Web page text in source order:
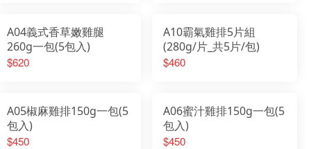
A04義式香草嫩雞腿
260g一包(5包入)
$620
A10霸氣雞排5片組
(280g/片_共5片/包)
$460
A05椒麻雞排150g一包(5
包入)
$450
A06蜜汁雞排150g一包(5
包入)
$450